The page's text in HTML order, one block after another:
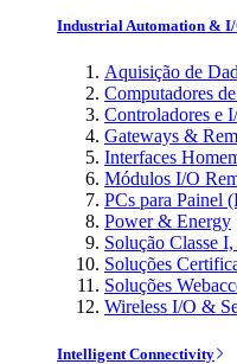
Industrial Automation &
Aquisição de
Computadores
Controladores e
Gateways &
Interfaces
Módulos I/O
PCs para Painel
Power & Energy
Solução Classe
Soluções
Soluções
Wireless I/O &
Intelligent Connectivity